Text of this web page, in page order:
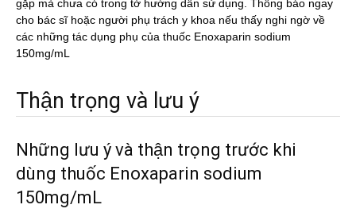
gặp mà chưa có trong tờ hướng dẫn sử dụng. Thông báo ngay
cho bác sĩ hoặc người phụ trách y khoa nếu thấy nghi ngờ về
các những tác dụng phụ của thuốc Enoxaparin sodium
150mg/mL
Thận trọng và lưu ý
Những lưu ý và thận trọng trước khi
dùng thuốc Enoxaparin sodium
150mg/mL